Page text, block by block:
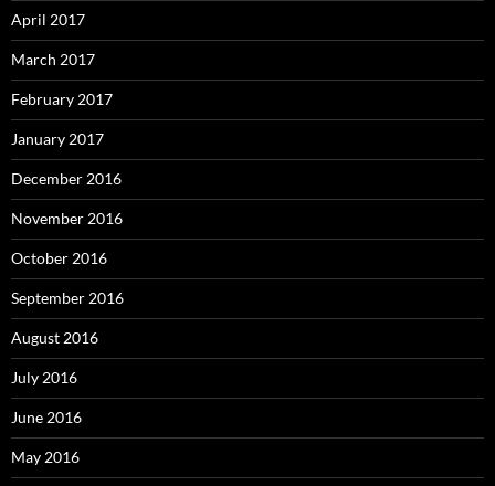
April 2017
March 2017
February 2017
January 2017
December 2016
November 2016
October 2016
September 2016
August 2016
July 2016
June 2016
May 2016